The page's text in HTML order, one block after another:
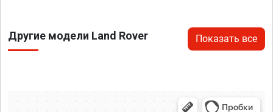
Другие модели Land Rover Показать все